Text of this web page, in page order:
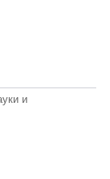
и